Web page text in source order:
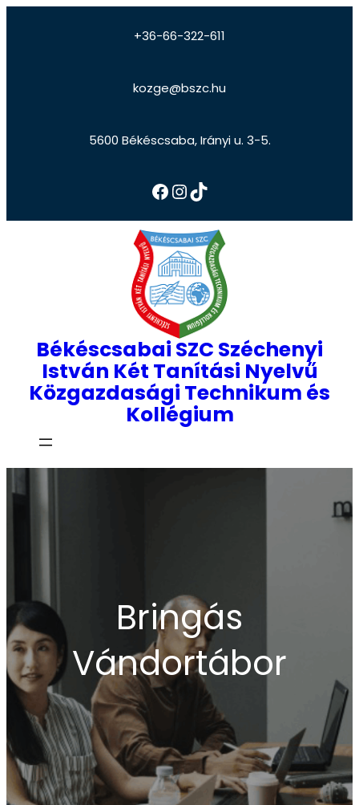
+36-66-322-611
kozge@bszc.hu
5600 Békéscsaba, Irányi u. 3-5.
Békéscsabai SZC Széchenyi
István Két Tanítási Nyelvű
Közgazdasági Technikum és
Kollégium
Bringás
Vándortábor